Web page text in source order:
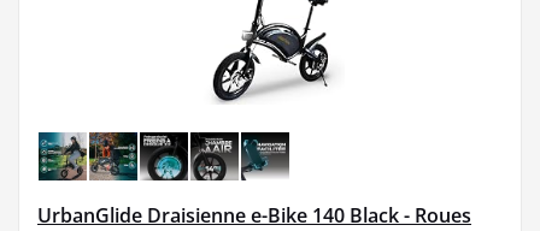
UrbanGlide Draisienne e-Bike 140 Black - Roues